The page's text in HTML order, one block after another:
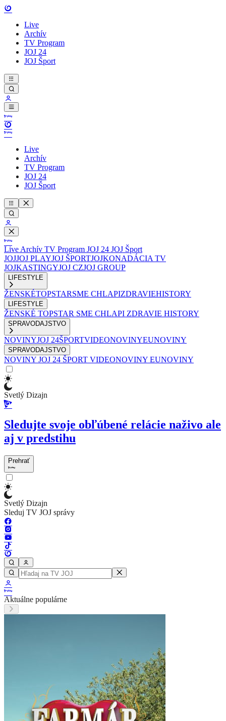
Live
Archív
TV Program
JOJ 24
JOJ Šport
Live
Archív
TV Program
JOJ 24
JOJ Šport
Live Archív TV Program JOJ 24 JOJ Šport
JOJJOJ PLAYJOJ ŠPORTJOJKONADÁCIA TV
JOJKASTINGYJOJ CZJOJ GROUP
LIFESTYLE
ŽENSKÉTOPSTARSME CHLAPIZDRAVIEHISTORY
LIFESTYLE
ŽENSKÉ TOPSTAR SME CHLAPI ZDRAVIE HISTORY
SPRAVODAJSTVO
NOVINYJOJ 24ŠPORTVIDEONOVINYEUNOVINY
SPRAVODAJSTVO
NOVINY JOJ 24 ŠPORT VIDEONOVINY EUNOVINY
Svetlý Dizajn
Sledujte svoje obľúbené relácie naživo ale
aj v predstihu
Prehrať
Svetlý Dizajn
Sleduj TV JOJ správy
Aktuálne populárne